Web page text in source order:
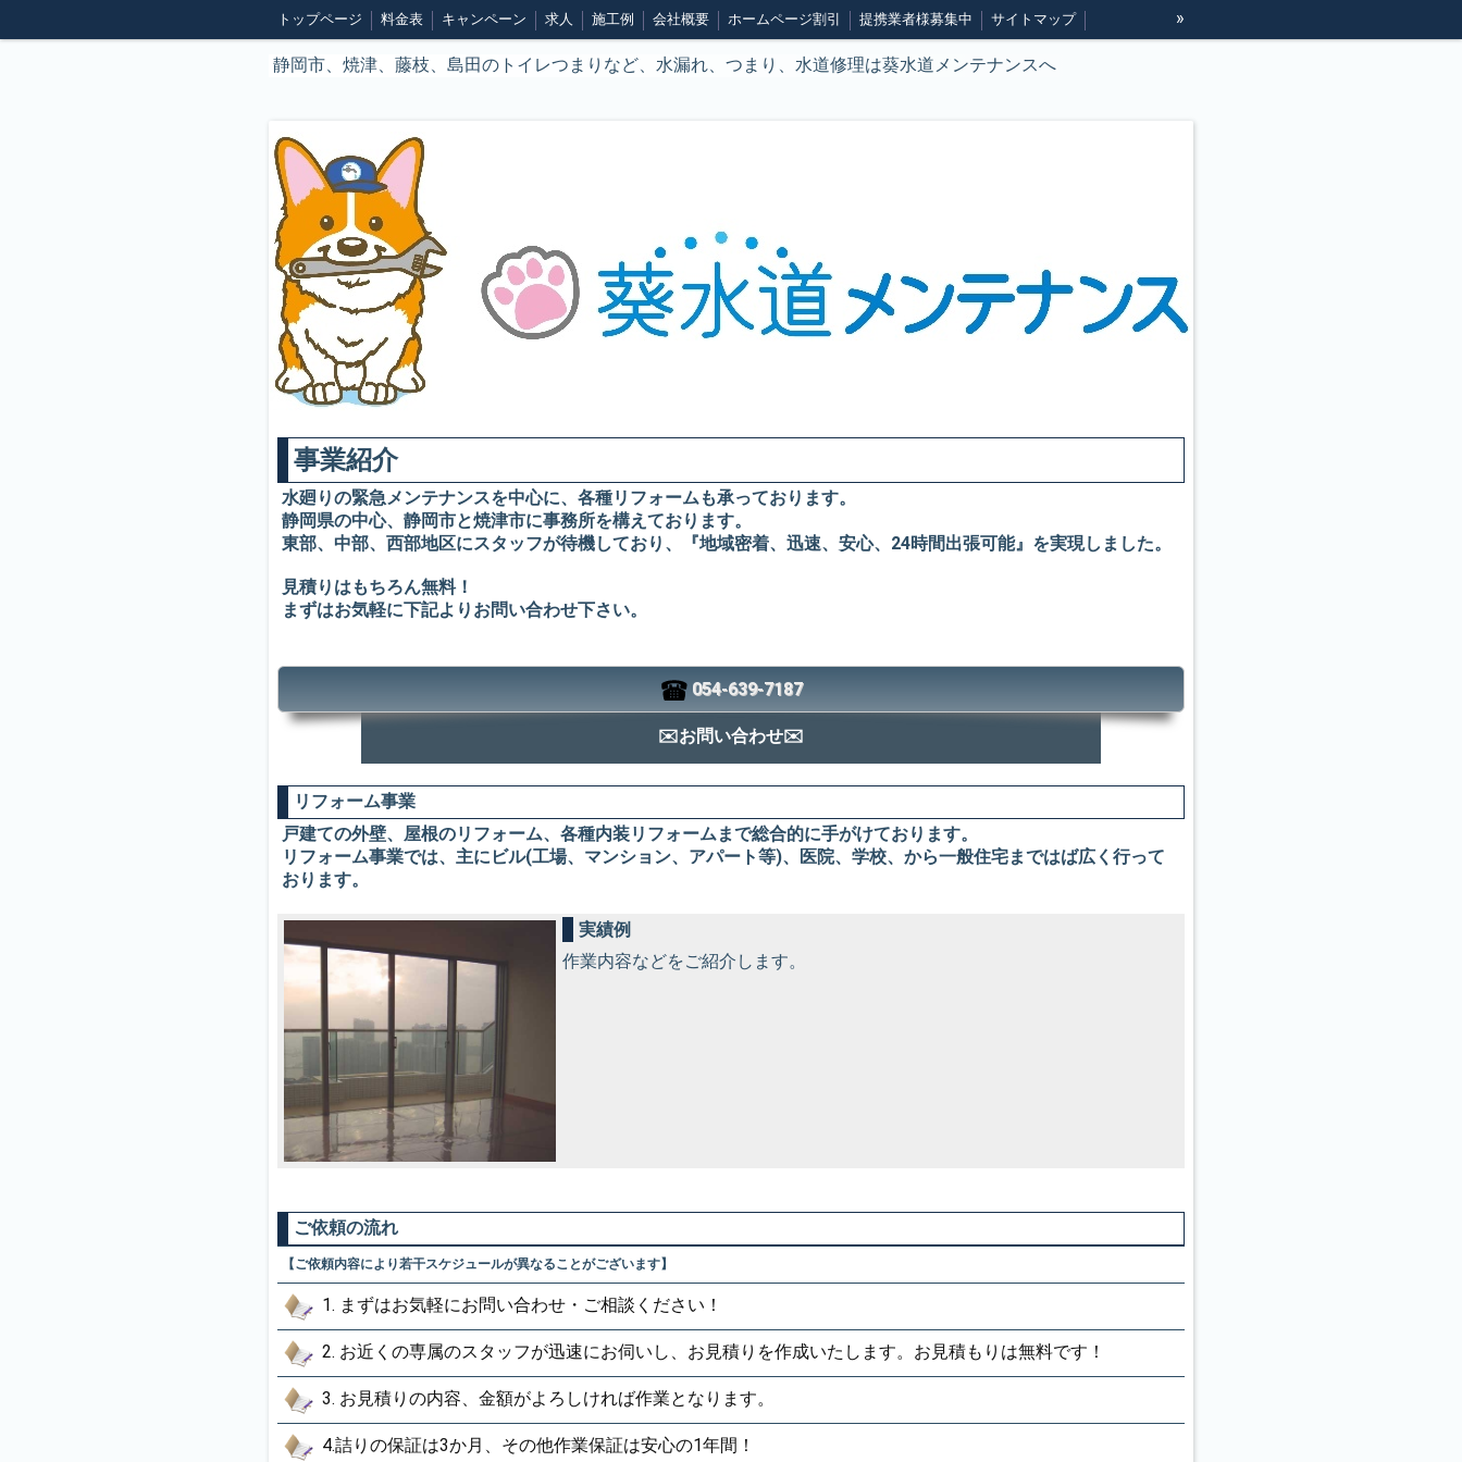
トップページ 料金表 キャンペーン 求人 施工例 会社概要 ホームページ割引 提携業者様募集中 サイトマップ
特定商取引法表記
»
静岡市、焼津、藤枝、島田のトイレつまりなど、水漏れ、つまり、水道修理は葵水道メンテナンスへ
事業紹介
水廻りの緊急メンテナンスを中心に、各種リフォームも承っております。
静岡県の中心、静岡市と焼津市に事務所を構えております。
東部、中部、西部地区にスタッフが待機しており、『地域密着、迅速、安心、24時間出張可能』を実現しました。
見積りはもちろん無料！
まずはお気軽に下記よりお問い合わせ下さい。
054-639-7187
✉️お問い合わせ✉️
リフォーム事業
戸建ての外壁、屋根のリフォーム、各種内装リフォームまで総合的に手がけております。
リフォーム事業では、主にビル(工場、マンション、アパート等)、医院、学校、から一般住宅まではば広く行って
おります。
実績例
作業内容などをご紹介します。
ご依頼の流れ
【ご依頼内容により若干スケジュールが異なることがございます】
1. まずはお気軽にお問い合わせ・ご相談ください！
2. お近くの専属のスタッフが迅速にお伺いし、お見積りを作成いたします。お見積もりは無料です！
3. お見積りの内容、金額がよろしければ作業となります。
4.詰りの保証は3か月、その他作業保証は安心の1年間！